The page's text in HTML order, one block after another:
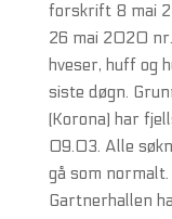
forskrift 8 mai
26 mai 2020
hveser, huff og
siste døgn.
(Korona) har
09.03. Alle
gå som
Gartnerhallen